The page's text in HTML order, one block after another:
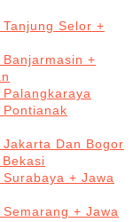
Selor +
+
Dan Bogor
+ Jawa
+ Jawa